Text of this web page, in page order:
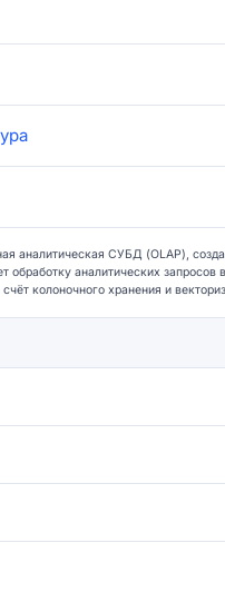
аналитическая СУБД (OLAP),
обработку аналитических запросов
колоночного хранения и